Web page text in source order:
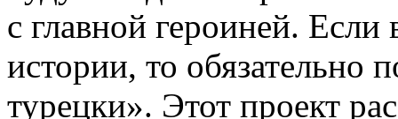
с главной героиней.
истории, то обязательно
турецки». Этот проект